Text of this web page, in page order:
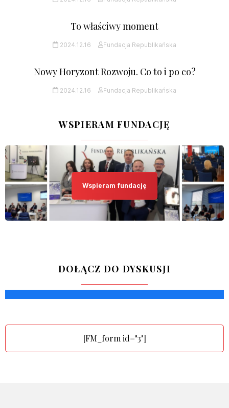
To właściwy moment
2024.12.16 Fundacja Republikańska
Nowy Horyzont Rozwoju. Co to i po co?
2024.12.16 Fundacja Republikańska
WSPIERAM FUNDACJĘ
Wspieram fundację
DOŁĄCZ DO DYSKUSJI
[FM_form id="3"]